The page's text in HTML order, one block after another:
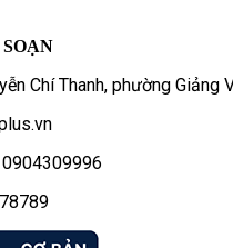
Chí Thanh, phường Giảng